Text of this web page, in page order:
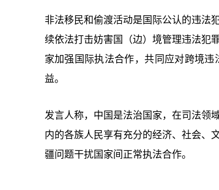
非法移民和偷渡活动是国际公认的违法
续依法打击妨害国（边）境管理违法犯
家加强国际执法合作，共同应对跨境
益。
发言人称，中国是法治国家，在司法领
内的各族人民享有充分的经济、社会、
疆问题干扰国家间正常执法合作。